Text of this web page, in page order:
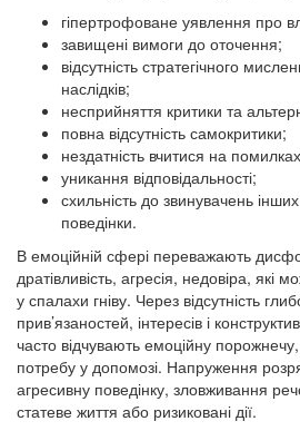
гіпертрофоване уявлення про
завищені вимоги до оточення;
відсутність стратегічного
наслідків;
несприйняття критики та
повна відсутність самокритики;
нездатність вчитися на
уникання відповідальності;
схильність до звинувачень
поведінки.
В емоційній сфері переважають
дратівливість, агресія, недовіра, які
у спалахи гніву. Через відсутність
прив’язаностей, інтересів і
часто відчувають емоційну
потребу у допомозі. Напруження
агресивну поведінку, зловживання
статеве життя або ризиковані дії.